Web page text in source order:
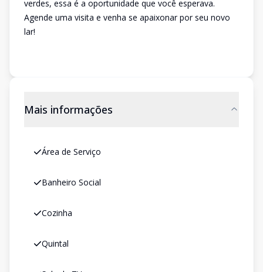
verdes, essa é a oportunidade que você esperava.
Agende uma visita e venha se apaixonar por seu novo
lar!
Mais informações
Área de Serviço
Banheiro Social
Cozinha
Quintal